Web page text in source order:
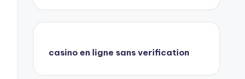
casino en ligne sans verification